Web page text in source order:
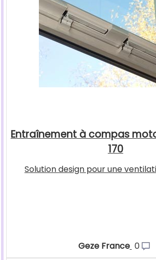
Entraînement à compas
170
Solution design pour une
Geze France 0